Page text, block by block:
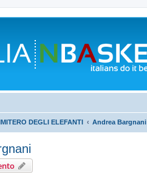
DEGLI ELEFANTI Andrea Bargnani